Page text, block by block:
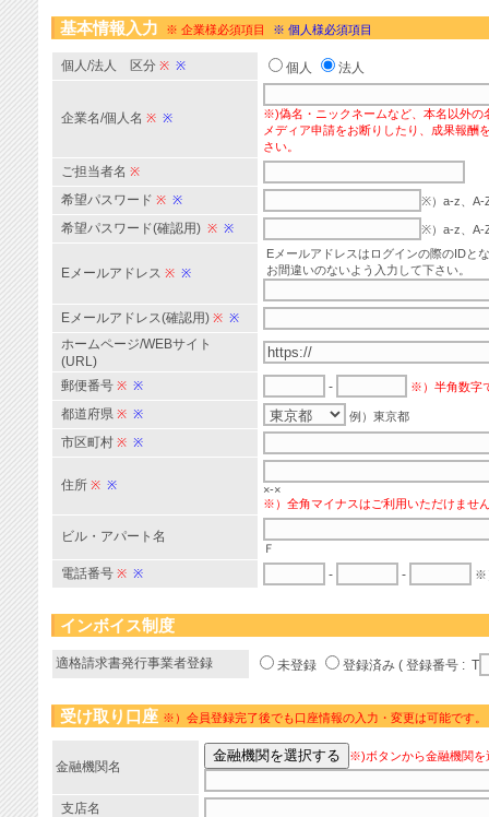
基本情報入力 ※ 企業様必須項目 ※ 個人様必須項目
個人/法人 区分 ※ ※ 個人 法人
企業名/個人名 ※ ※
※)偽名・ニックネームなど、本名以外の
メディア申請をお断りしたり、成果報酬
さい。
ご担当者名 ※
希望パスワード ※ ※ ※）a-z、A-
希望パスワード(確認用) ※ ※ ※）a-z、A-
Eメールアドレス ※ ※
Eメールアドレスはログインの際のIDと
お間違いのないよう入力して下さい。
Eメールアドレス(確認用) ※ ※
ホームページ/WEBサイト
(URL)
郵便番号 ※ ※ - ※）半角数字
都道府県 ※ ※ 例）東京都
市区町村 ※ ※
住所 ※ ※
×-×
※）全角マイナスはご利用いただけませ
ビル・アパート名
Ｆ
電話番号 ※ ※ - - ※
インボイス制度
適格請求書発行事業者登録 未登録 登録済み ( 登録番号 : T
受け取り口座 ※）会員登録完了後でも口座情報の入力・変更は可能です。
金融機関名
※)ボタンから金融機関を
支店名